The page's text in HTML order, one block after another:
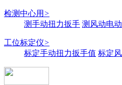
检测中心用 >
测手动扭力扳手 测风动电
工位标定仪>
标定手动扭力扳手值 标定